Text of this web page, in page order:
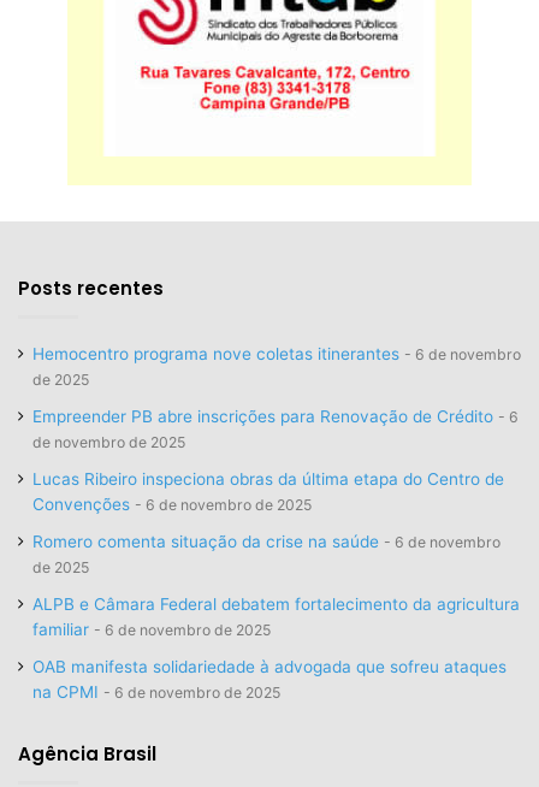
Posts recentes
Hemocentro programa nove coletas itinerantes
6 de novembro
de 2025
Empreender PB abre inscrições para Renovação de Crédito
6
de novembro de 2025
Lucas Ribeiro inspeciona obras da última etapa do Centro de
Convenções
6 de novembro de 2025
Romero comenta situação da crise na saúde
6 de novembro
de 2025
ALPB e Câmara Federal debatem fortalecimento da agricultura
familiar
6 de novembro de 2025
OAB manifesta solidariedade à advogada que sofreu ataques
na CPMI
6 de novembro de 2025
Agência Brasil